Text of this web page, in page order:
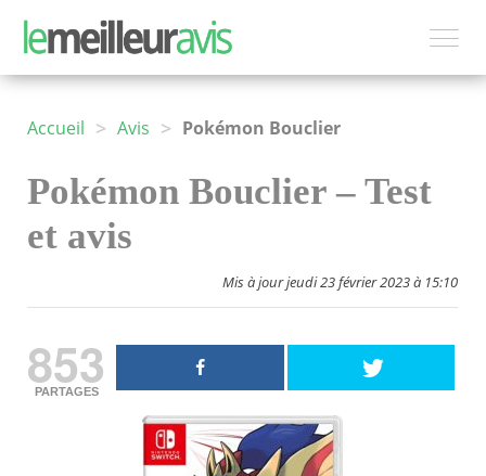
Accueil > Avis > Pokémon Bouclier
Pokémon Bouclier – Test
et avis
Mis à jour jeudi 23 février 2023 à 15:10
853
PARTAGES